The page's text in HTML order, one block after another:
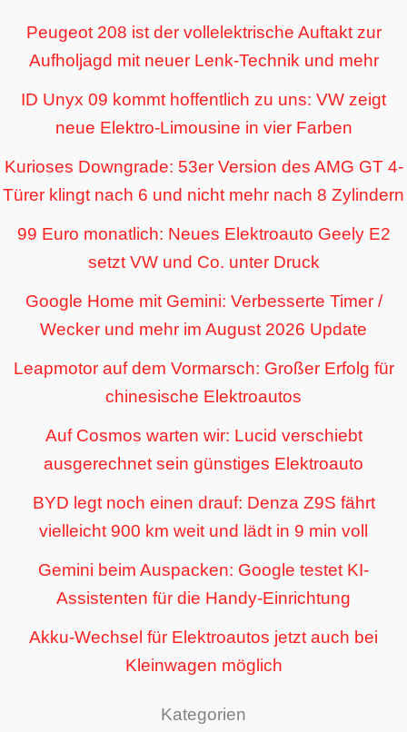
Peugeot 208 ist der vollelektrische Auftakt zur
Aufholjagd mit neuer Lenk-Technik und mehr
ID Unyx 09 kommt hoffentlich zu uns: VW zeigt
neue Elektro-Limousine in vier Farben
Kurioses Downgrade: 53er Version des AMG GT 4-
Türer klingt nach 6 und nicht mehr nach 8 Zylindern
99 Euro monatlich: Neues Elektroauto Geely E2
setzt VW und Co. unter Druck
Google Home mit Gemini: Verbesserte Timer /
Wecker und mehr im August 2026 Update
Leapmotor auf dem Vormarsch: Großer Erfolg für
chinesische Elektroautos
Auf Cosmos warten wir: Lucid verschiebt
ausgerechnet sein günstiges Elektroauto
BYD legt noch einen drauf: Denza Z9S fährt
vielleicht 900 km weit und lädt in 9 min voll
Gemini beim Auspacken: Google testet KI-
Assistenten für die Handy-Einrichtung
Akku-Wechsel für Elektroautos jetzt auch bei
Kleinwagen möglich
Kategorien